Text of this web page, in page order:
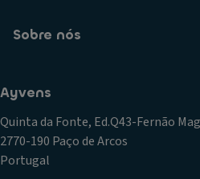
Sobre nós
Ayvens
Quinta da Fonte, Ed.Q43-Fernão
2770-190 Paço de Arcos
Portugal